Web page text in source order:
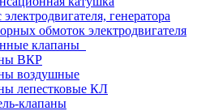
генератора
обмоток электродвигателя
клапаны
ВКР
воздушные
лепестковые КЛ
клапаны